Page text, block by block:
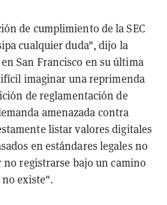
de cumplimiento de la SEC
cualquier duda", dijo la
San Francisco en su última
imaginar una reprimenda
de reglamentación de
amenazada contra
listar valores digitales
en estándares legales no
no registrarse bajo un camino
existe".